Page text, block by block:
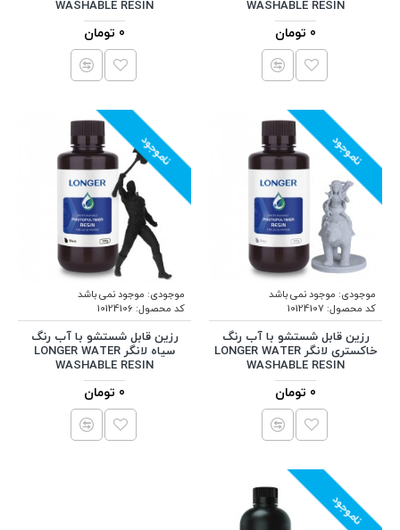
WASHABLE RESIN
0 تومان
WASHABLE RESIN
0 تومان
ناموجود
موجودی: موجود نمی باشد
کد محصول:10124107
رزین قابل شستشو با آب رنگ
خاکستری لانگر LONGER WATER
WASHABLE RESIN
0 تومان
ناموجود
موجودی: موجود نمی باشد
کد محصول: 10124106
رزین قابل شستشو با آب رنگ
سیاه لانگر LONGER WATER
WASHABLE RESIN
0 تومان
ناموجود